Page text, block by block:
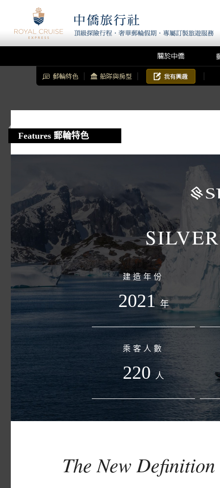
Features 郵輪特色
建造年份
2021 年
乘客人數
220 人
The New